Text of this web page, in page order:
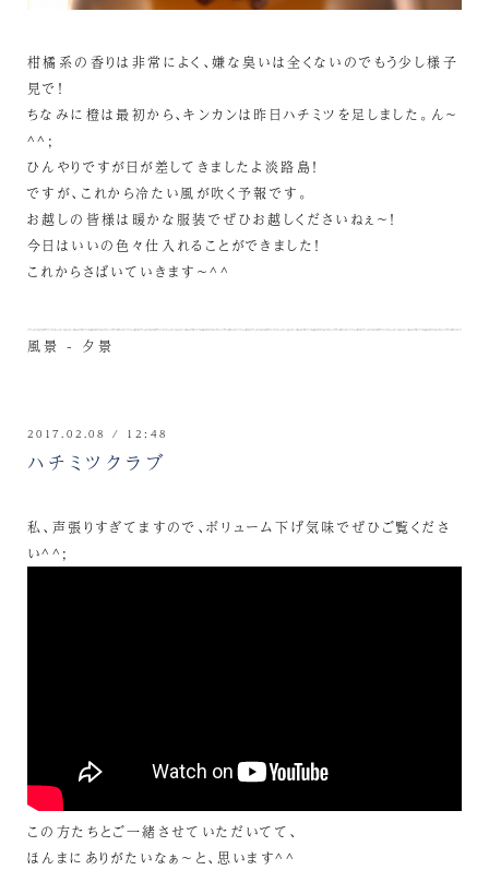
柑橘系の香りは非常によく、嫌な臭いは全くないのでもう少し様子
見で！
ちなみに橙は最初から、キンカンは昨日ハチミツを足しました。ん～
^^;
ひんやりですが日が差してきましたよ淡路島！
ですが、これから冷たい風が吹く予報です。
お越しの皆様は暖かな服装でぜひお越しくださいねぇ～！
今日はいいの色々仕入れることができました！
これからさばいていきます～^^
風景 - 夕景
2017.02.08 / 12:48
ハチミツクラブ
私、声張りすぎてますので、ボリューム下げ気味でぜひご覧くださ
い^^;
この方たちとご一緒させていただいてて、
ほんまにありがたいなぁ～と、思います^^